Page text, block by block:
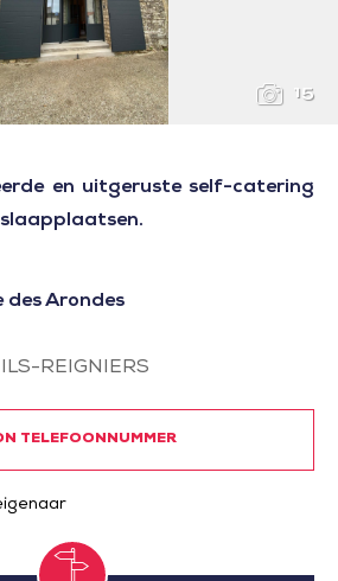
15
en uitgeruste self-catering
des Arondes
REIGNIERS
TELEFOONNUMMER